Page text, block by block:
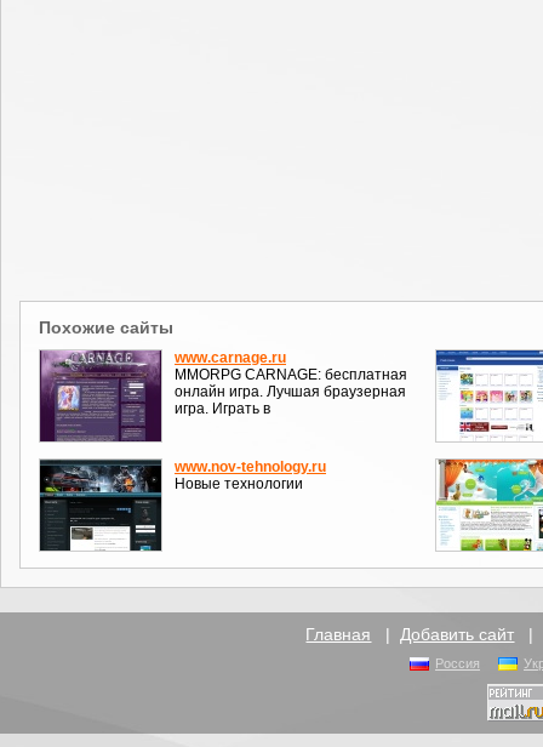
Похожие сайты
www.carnage.ru
MMORPG CARNAGE: бесплатная
онлайн игра. Лучшая браузерная
игра. Играть в
www.nov-tehnology.ru
Новые технологии
Главная | Добавить сайт |
Россия